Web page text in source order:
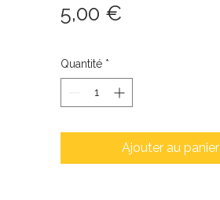
5,00 €
Quantité *
Ajouter au panier